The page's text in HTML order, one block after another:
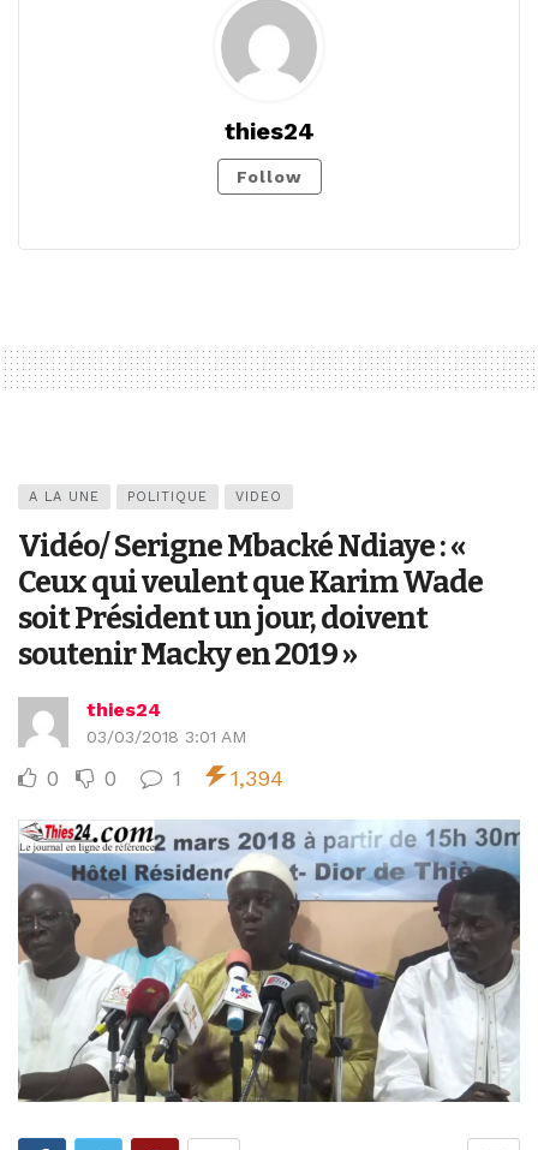
thies24
Follow
A LA UNE POLITIQUE VIDEO
Vidéo/ Serigne Mbacké Ndiaye : «
Ceux qui veulent que Karim Wade
soit Président un jour, doivent
soutenir Macky en 2019 »
thies24
03/03/2018 3:01 AM
0 0 1 1,394